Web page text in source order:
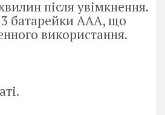
після увімкнення.
3 батарейки ААА, що
використання.